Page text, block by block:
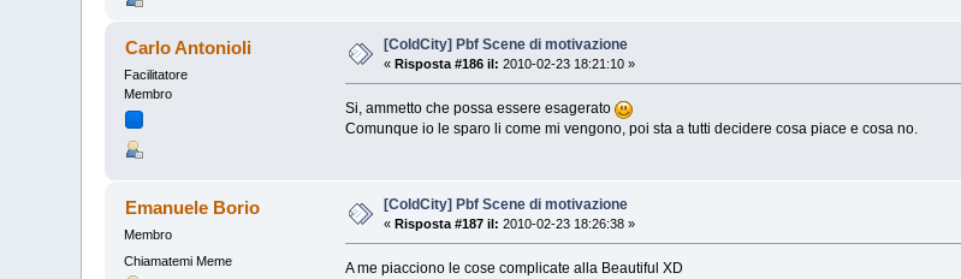
Carlo Antonioli
Facilitatore
Membro
[ColdCity] Pbf Scene di motivazione
«Risposta #186 il: 2010-02-23 18:21:10 »
Si, ammetto che possa essere esagerato
Comunque io le sparo li come mi vengono, poi sta a tutti decidere cosa piace e cosa no.
Emanuele Borio
Membro
Chiamatemi Meme
[ColdCity] Pbf Scene di motivazione
« Risposta #187 il: 2010-02-23 18:26:38 »
A me piacciono le cose complicate alla Beautiful XD